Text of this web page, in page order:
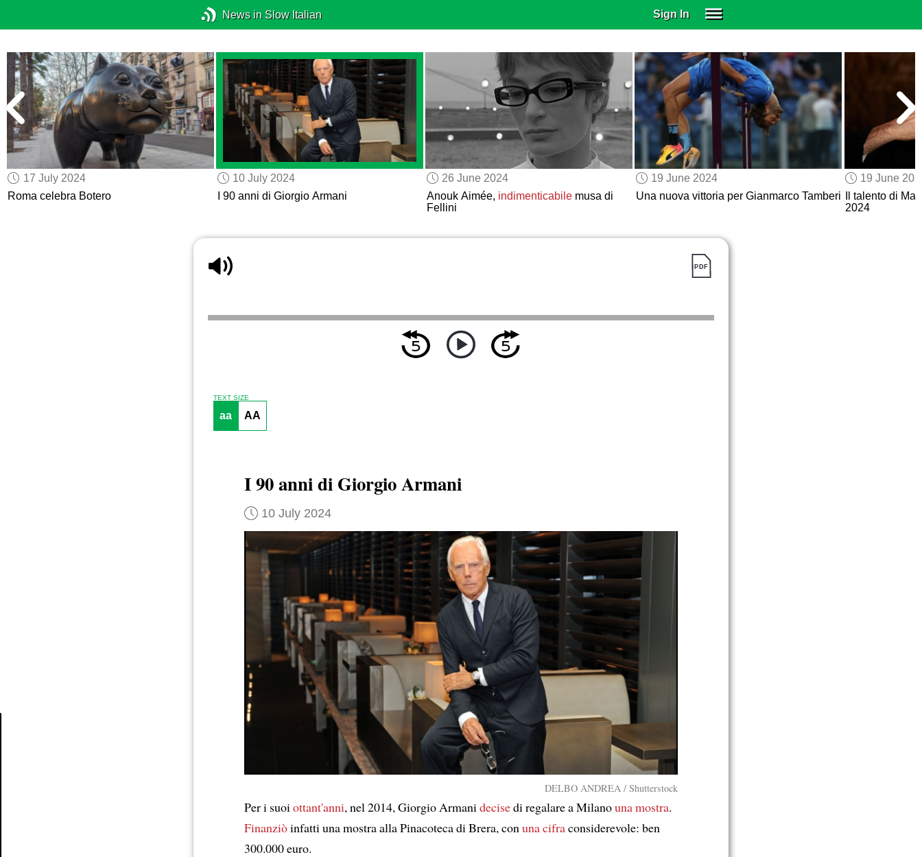
News in Slow Italian Sign In
SUBSCRIBE
EDUCATIONAL LICENSES
GIFT CARDS
OTHER LANGUAGES
ABOUT US
ALEXA
ADJUST COLORS
17 July 2024
Roma celebra Botero
10 July 2024
I 90 anni di Giorgio Armani
26 June 2024
Anouk Aimée, indimenticabilemusa di
Fellini
19 June 2024
Una nuova vittoria per Gianmarco Tamberi
19 June
Il talento di
2024
TEXT SIZE
aa AA
I 90 anni di Giorgio Armani
10 July 2024
DELBO ANDREA / Shutterstock
Per i suoi ottant'anni, nel 2014, Giorgio Armani decisedi regalare a Milanouna mostra.
Finanziòinfatti una mostra alla Pinacoteca di Brera, con una cifraconsiderevole: ben
300.000 euro.